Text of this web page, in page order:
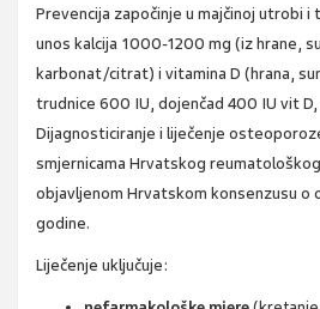
Prevencija započinje u majčinoj utrobi i
unos kalcija 1000-1200 mg (iz hrane,
karbonat/citrat) i vitamina D (hrana,
trudnice 600 IU, dojenčad 400 IU vit
Dijagnosticiranje i liječenje
smjernicama Hrvatskog
objavljenom Hrvatskom konsenzusu o
godine.
Liječenje uključuje: